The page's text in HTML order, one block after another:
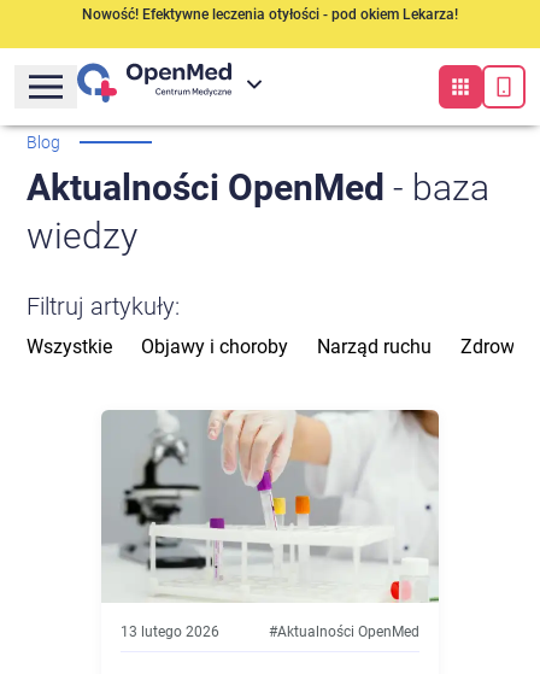
Nowość! Efektywne leczenia otyłości - pod okiem Lekarza!
Blog
Aktualności OpenMed - baza
wiedzy
Filtruj artykuły:
Wszystkie Objawy i choroby Narząd ruchu Zdrowie
13 lutego 2026 #Aktualności OpenMed